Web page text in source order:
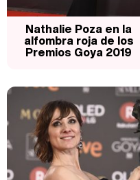
Nathalie Poza en la
alfombra roja de los
Premios Goya 2019